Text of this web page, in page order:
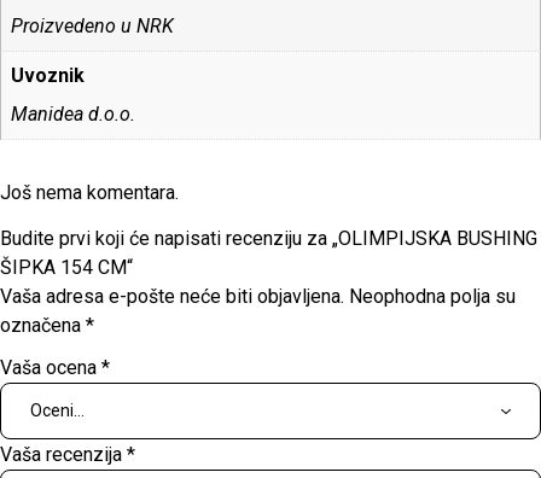
Proizvedeno u NRK
Uvoznik
Manidea d.o.o.
Još nema komentara.
Budite prvi koji će napisati recenziju za „OLIMPIJSKA BUSHING
ŠIPKA 154 CM“
Vaša adresa e-pošte neće biti objavljena. Neophodna polja su
označena *
Vaša ocena *
Vaša recenzija *